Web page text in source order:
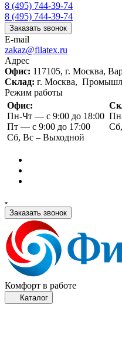
8 (495) 744-39-74
8 (495) 744-39-74
Заказать звонок
E-mail
zakaz@filatex.ru
Адрес
Офис: 117105, г. Москва,
Склад: г. Москва,
Режим работы
Офис:
Пн-Чт — с 9:00 до 18:00
Пт — с 9:00 до 17:00
Сб, Вс – Выходной
Заказать звонок
Комфорт в работе
Каталог